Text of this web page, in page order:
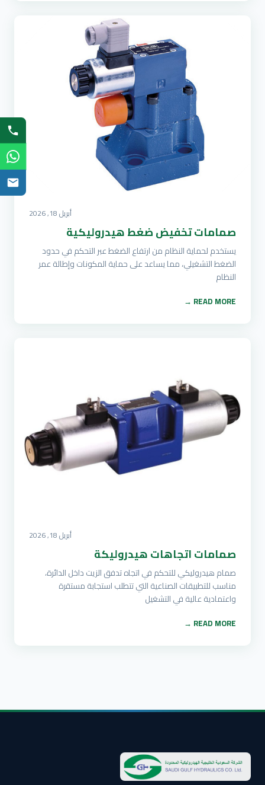
أبريل 18, 2026
صمامات تخفيض ضغط هيدروليكية
يستخدم لحماية النظام من ارتفاع الضغط عبر التحكم في حدود
الضغط التشغيلي، مما يساعد على حماية المكونات وإطالة عمر
النظام
READ MORE →
أبريل 18, 2026
صمامات اتجاهات هيدروليكة
صمام هيدروليكي للتحكم في اتجاه تدفق الزيت داخل الدائرة،
مناسب للتطبيقات الصناعية التي تتطلب استجابة مستقرة
واعتمادية عالية في التشغيل
READ MORE →